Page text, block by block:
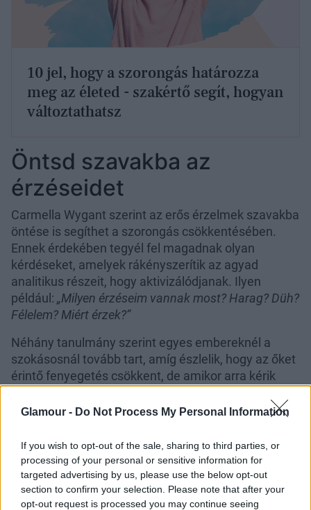
Glamour - Do Not Process My Personal Information
If you wish to opt-out of the sale, sharing to third parties, or
processing of your personal or sensitive information for
targeted advertising by us, please use the below opt-out
section to confirm your selection. Please note that after your
opt-out request is processed you may continue seeing
10 jel, hogy a szorongás határozza
meg az életed - szakértő segít, hogyan
változtathatsz
Öntsd szavakba az
érzéseidet
Carmella Wygant szerint az erős érzelmek szavakba
öntése is segíthet a szorongás csökkentésében.
Ennek érdekében tegyél fel magadnak olyan
kérdéseket, amelyek rákényszerítik az agyad
analitikus részeit, hogy aktivizálódjanak. Ilyen
például: „Milyen érzéseim vannak most? Harag? Düh?
Félelem? Miért érzek?”
Néhány tanulmány szerint egyes embereknél a
szokásosnál tovább tart, amíg észlelik, hogy az őket
érintő fenyegetés csökkent, de amikor arra kérik
érzelmeiket, az segíthet, hogy megnyugodjanak.
egy bot, nem pedig egy kígyó”.
Használd a képzeletedet
Amikor úgy érzed, hogyszorongsz, gondolj egy